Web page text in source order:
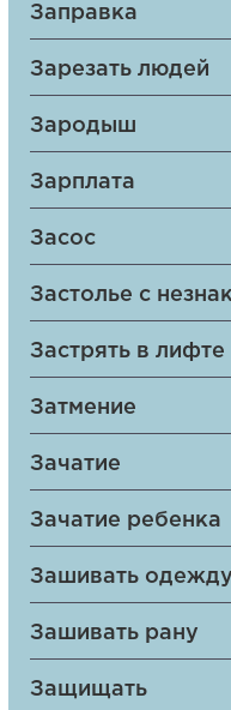
Заправка
Зарезать людей
Зародыш
Зарплата
Засос
Застолье с
Застрять в лифте
Затмение
Зачатие
Зачатие ребенка
Зашивать одежду
Зашивать рану
Защищать